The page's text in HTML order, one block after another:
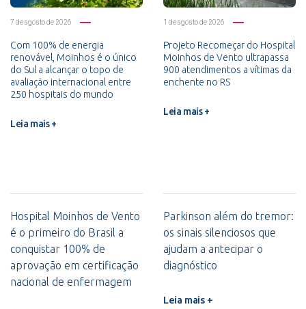
7 de agosto de 2026
Com 100% de energia
renovável, Moinhos é o único
do Sul a alcançar o topo de
avaliação internacional entre
250 hospitais do mundo
Leia mais +
1 de agosto de 2026
Projeto Recomeçar do Hospital
Moinhos de Vento ultrapassa
900 atendimentos a vítimas da
enchente no RS
Leia mais +
Hospital Moinhos de Vento
é o primeiro do Brasil a
conquistar 100% de
aprovação em certificação
nacional de enfermagem
Parkinson além do tremor:
os sinais silenciosos que
ajudam a antecipar o
diagnóstico
Leia mais +